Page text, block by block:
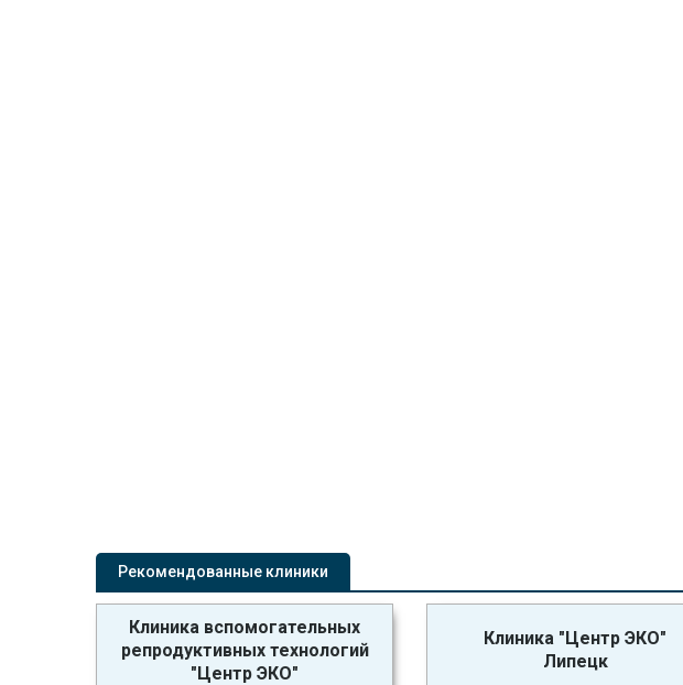
Рекомендованные клиники
Клиника вспомогательных
репродуктивных технологий
"Центр ЭКО"
Клиника "Центр ЭКО"
Липецк